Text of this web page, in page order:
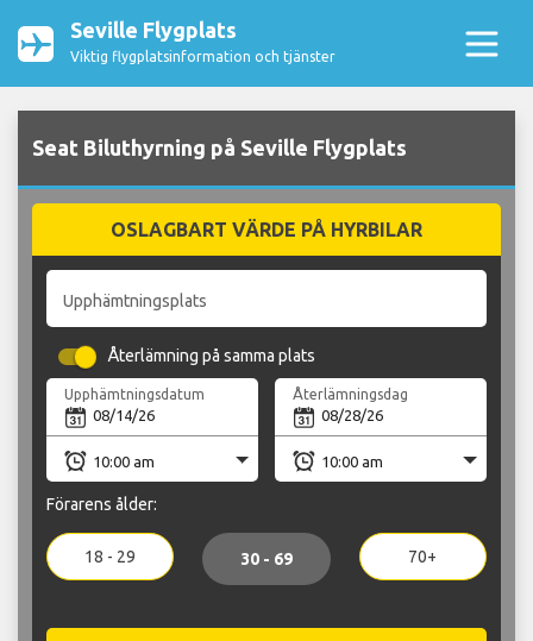
Seville Flygplats
Viktig flygplatsinformation och tjänster
Seat Biluthyrning på Seville Flygplats
OSLAGBART VÄRDE PÅ HYRBILAR
Upphämtningsplats
Återlämning på samma plats
Upphämtningsdatum Återlämningsdag
Förarens ålder:
18 - 29 30 - 69 70+